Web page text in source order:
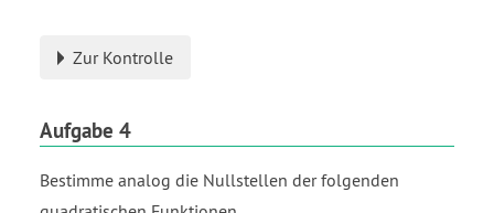
Zur Kontrolle
Aufgabe 4
Bestimme analog die Nullstellen der folgenden